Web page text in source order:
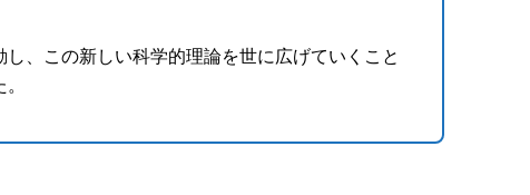
、この新しい科学的理論を世に広げていくこと